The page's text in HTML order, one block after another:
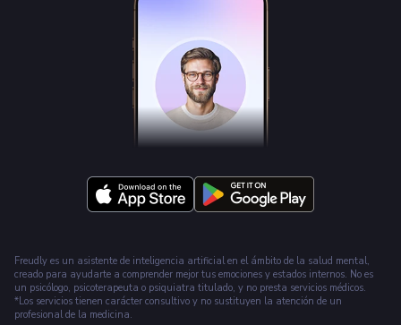
Freudly es un asistente de inteligencia artificial en el ámbito de la salud mental,
creado para ayudarte a comprender mejor tus emociones y estados internos. No es
un psicólogo, psicoterapeuta o psiquiatra titulado, y no presta servicios médicos.
*Los servicios tienen carácter consultivo y no sustituyen la atención de un
profesional de la medicina.